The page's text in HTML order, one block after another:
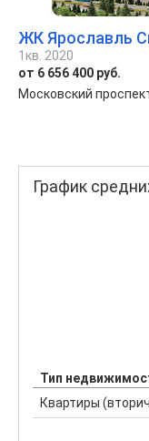
ЖК Ярославль
1кв. 2020
от 6 656 400 руб.
Московский
График
Тип
Квартиры